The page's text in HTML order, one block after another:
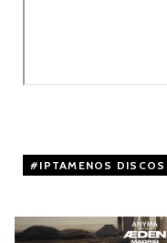
IPTAMENOS DISCOS